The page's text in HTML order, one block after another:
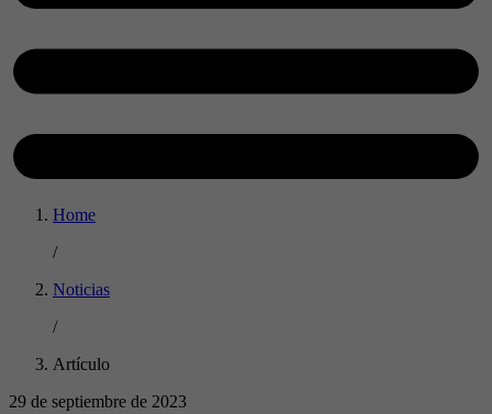
Home
/
Noticias
/
Artículo
29 de septiembre de 2023